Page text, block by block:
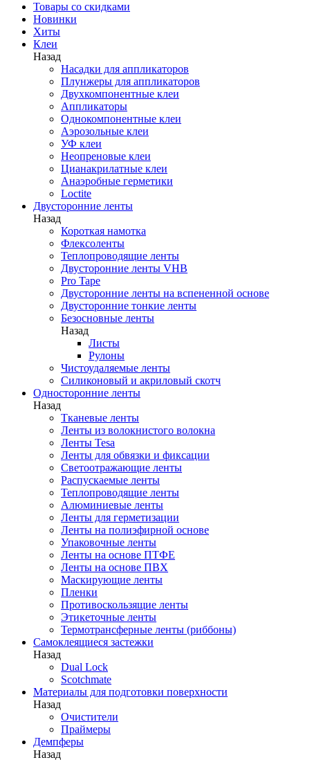
Товары со скидками
Новинки
Хиты
Клеи
Назад
Насадки для аппликаторов
Плунжеры для аппликаторов
Двухкомпонентные клеи
Аппликаторы
Однокомпонентные клеи
Аэрозольные клеи
УФ клеи
Неопреновые клеи
Цианакрилатные клеи
Анаэробные герметики
Loctite
Двусторонние ленты
Назад
Короткая намотка
Флексоленты
Теплопроводящие ленты
Двусторонние ленты VHB
Pro Tape
Двусторонние ленты на вспененной основе
Двусторонние тонкие ленты
Безосновные ленты
Назад
Листы
Рулоны
Чистоудаляемые ленты
Силиконовый и акриловый скотч
Односторонние ленты
Назад
Тканевые ленты
Ленты из волокнистого волокна
Ленты Tesa
Ленты для обвязки и фиксации
Светоотражающие ленты
Распускаемые ленты
Теплопроводящие ленты
Алюминиевые ленты
Ленты для герметизации
Ленты на полиэфирной основе
Упаковочные ленты
Ленты на основе ПТФЕ
Ленты на основе ПВХ
Маскирующие ленты
Пленки
Противоскользящие ленты
Этикеточные ленты
Термотрансферные ленты (риббоны)
Cамоклеящиеся застежки
Назад
Dual Lock
Scotchmate
Материалы для подготовки поверхности
Назад
Очистители
Праймеры
Демпферы
Назад